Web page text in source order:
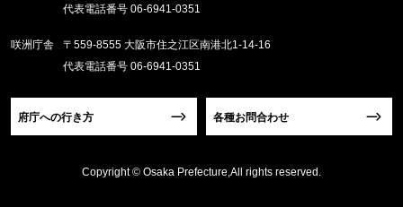
代表電話番号 06-6941-0351
咲洲庁舎
〒559-8555 大阪市住之江区南港北1-14-16
代表電話番号 06-6941-0351
府庁への行き方 各種お問合わせ
Copyright © Osaka Prefecture,All rights reserved.